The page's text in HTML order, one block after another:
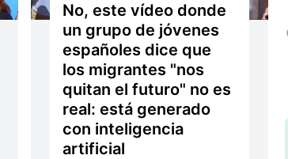
No, este vídeo donde
un grupo de jóvenes
españoles dice que
los migrantes "nos
quitan el futuro" no es
real: está generado
con inteligencia
artificial